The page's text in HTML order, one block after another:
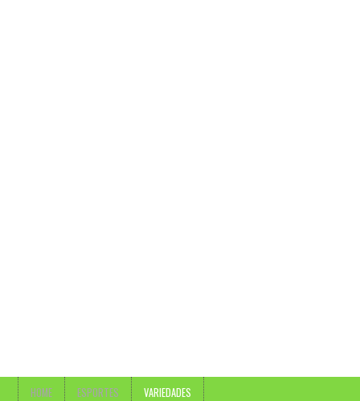
HOME ESPORTES VARIEDADES